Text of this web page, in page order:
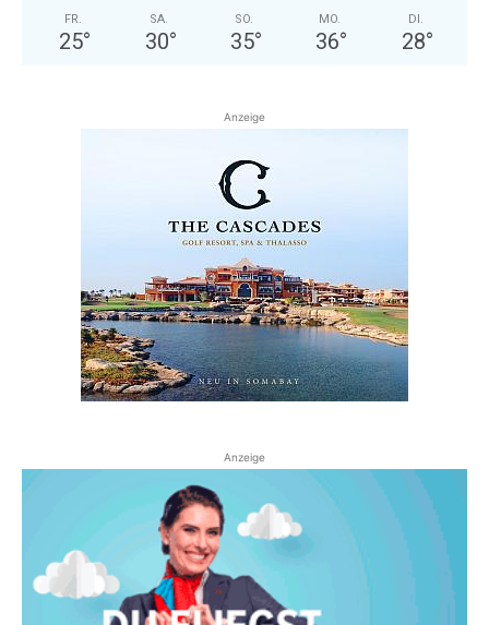
FR.
25°
SA.
30°
SO.
35°
MO.
36°
DI.
28°
Anzeige
Anzeige